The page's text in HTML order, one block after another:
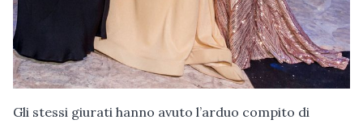
Gli stessi giurati hanno avuto l’arduo compito di